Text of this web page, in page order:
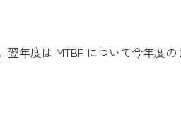
年度は MTBF について今年度